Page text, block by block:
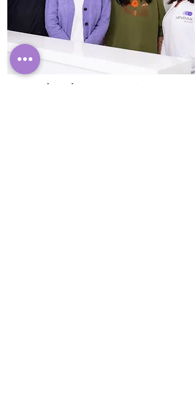
Abnehmen im Liegen